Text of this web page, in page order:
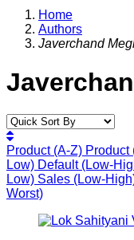
Home
Authors
Javerchand
Product (A-Z) Product
Low) Default (Low-
Low) Sales (Low-
Worst)